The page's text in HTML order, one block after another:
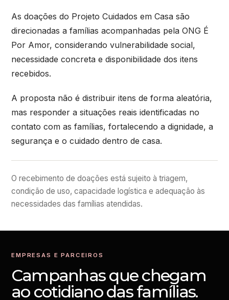
As doações do Projeto Cuidados em Casa são
direcionadas a famílias acompanhadas pela ONG É
Por Amor, considerando vulnerabilidade social,
necessidade concreta e disponibilidade dos itens
recebidos.
A proposta não é distribuir itens de forma aleatória,
mas responder a situações reais identificadas no
contato com as famílias, fortalecendo a dignidade, a
segurança e o cuidado dentro de casa.
O recebimento de doações está sujeito à triagem,
condição de uso, capacidade logística e adequação às
necessidades das famílias atendidas.
EMPRESAS E PARCEIROS
Campanhas que chegam
ao cotidiano das famílias.